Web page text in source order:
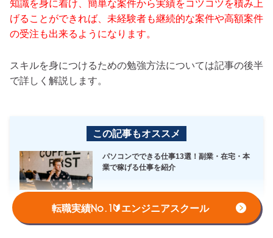
転職実績No.1🔰エンジニアスクール
知識を身に着け、簡単な案件から実績をコツコツを積み上
げることができれば、未経験者も継続的な案件や高額案件
の受注も出来るようになります。
スキルを身につけるための勉強方法については記事の後半
で詳しく解説します。
この記事もオススメ
パソコンでできる仕事13選！副業・在宅・本
業で稼げる仕事を紹介